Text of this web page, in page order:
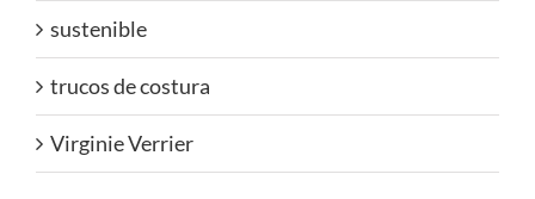
sustenible
trucos de costura
Virginie Verrier